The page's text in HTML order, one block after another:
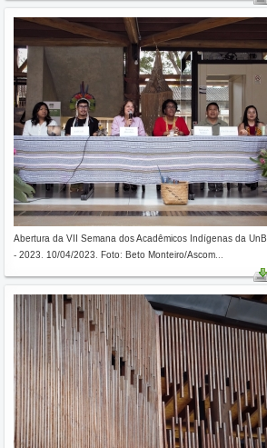
Abertura da VII Semana dos Acadêmicos Indígenas da UnB
- 2023. 10/04/2023. Foto: Beto Monteiro/Ascom...